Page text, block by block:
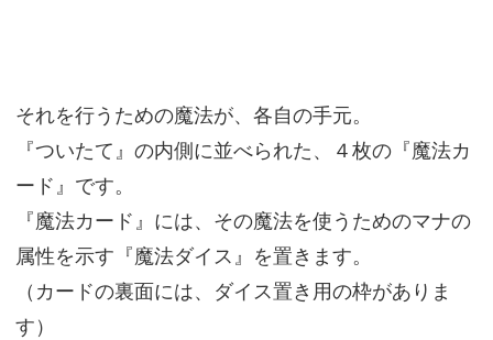
それを行うための魔法が、各自の手元。
『ついたて』の内側に並べられた、４枚の『魔法カ
ード』です。
『魔法カード』には、その魔法を使うためのマナの
属性を示す『魔法ダイス』を置きます。
（カードの裏面には、ダイス置き用の枠がありま
す）